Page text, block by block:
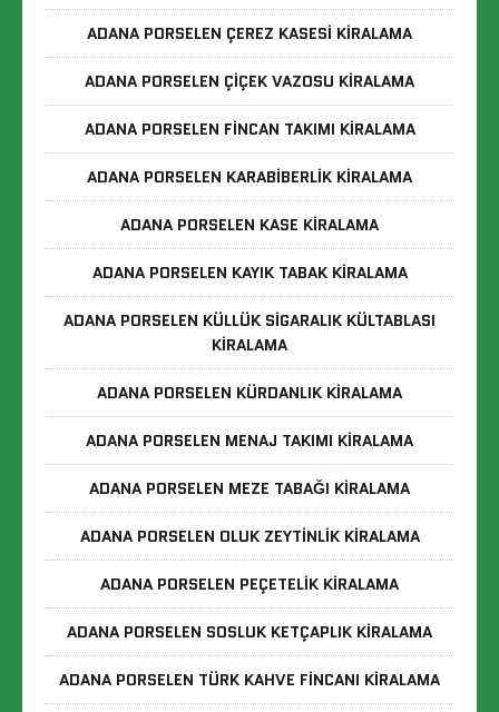
ADANA PORSELEN ÇEREZ KASESI KIRALAMA
ADANA PORSELEN ÇIÇEK VAZOSU KIRALAMA
ADANA PORSELEN FINCAN TAKIMI KIRALAMA
ADANA PORSELEN KARABIBERLIK KIRALAMA
ADANA PORSELEN KASE KIRALAMA
ADANA PORSELEN KAYIK TABAK KIRALAMA
ADANA PORSELEN KÜLLÜK SIGARALIK KÜLTABLASI
KIRALAMA
ADANA PORSELEN KÜRDANLIK KIRALAMA
ADANA PORSELEN MENAJ TAKIMI KIRALAMA
ADANA PORSELEN MEZE TABAĞI KIRALAMA
ADANA PORSELEN OLUK ZEYTINLIK KIRALAMA
ADANA PORSELEN PEÇETELIK KIRALAMA
ADANA PORSELEN SOSLUK KETÇAPLIK KIRALAMA
ADANA PORSELEN TÜRK KAHVE FINCANI KIRALAMA